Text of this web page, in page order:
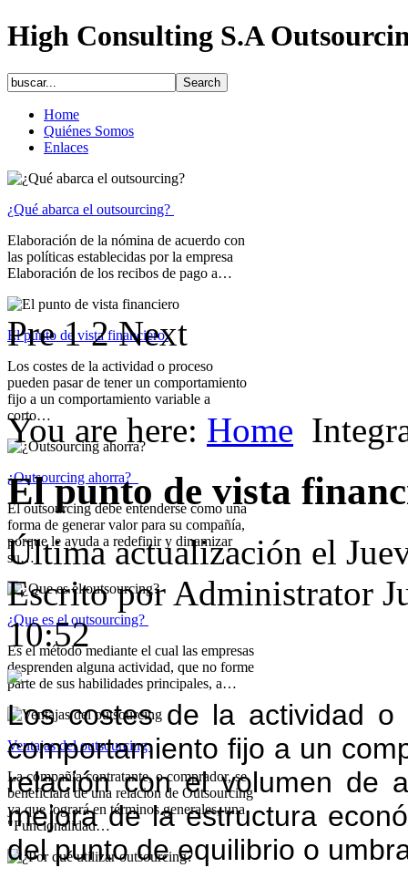
High Consulting S.A
Home
Quiénes Somos
Enlaces
¿Qué abarca el outsourcing?
Elaboración de la nómina de acuerdo con
las políticas establecidas por la empresa
Elaboración de los recibos de pago a…
El punto de vista financiero
Los costes de la actividad o proceso
pueden pasar de tener un comportamiento
fijo a un comportamiento variable a
corto…
¿Outsourcing ahorra?
El outsourcing debe entenderse como una
forma de generar valor para su compañía,
porque le ayuda a redefinir y dinamizar
su…
¿Que es el outsourcing?
Es el método mediante el cual las empresas
desprenden alguna actividad, que no forme
parte de sus habilidades principales, a…
Ventajas del outsourcing
La compañía contratante, o comprador, se
beneficiará de una relación de Outsourcing
ya que logrará en términos generales, una
"Funcionalidad…
Pre12Next
You are here: Home
El punto de vista
Última actualización el
Escrito por Administrator
10:52
Los costes de la actividad
comportamiento fijo a un
relación con el volumen de
mejora de la estructura
del punto de equilibrio o